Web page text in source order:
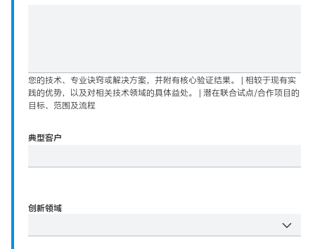
您的技术、专业诀窍或解决方案，并附有核心验证结果。 | 相较于现有实
践的优势，以及对相关技术领域的具体益处。 | 潜在联合试点/合作项目的
目标、范围及流程
典型客户
创新领域